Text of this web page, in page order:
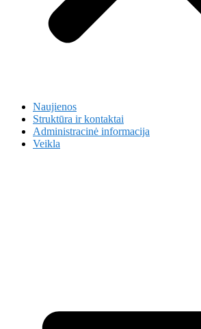
Naujienos
Struktūra ir kontaktai
Administracinė informacija
Veikla